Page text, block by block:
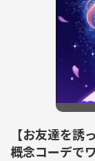
【お友達を
概念コーデで